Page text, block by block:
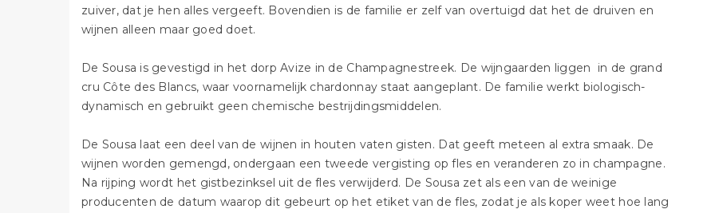
zuiver, dat je hen alles vergeeft. Bovendien is de familie er zelf van overtuigd dat het de druiven en
wijnen alleen maar goed doet.
De Sousa is gevestigd in het dorp Avize in de Champagnestreek. De wijngaarden liggen in de grand
cru Côte des Blancs, waar voornamelijk chardonnay staat aangeplant. De familie werkt biologisch-
dynamisch en gebruikt geen chemische bestrijdingsmiddelen.
De Sousa laat een deel van de wijnen in houten vaten gisten. Dat geeft meteen al extra smaak. De
wijnen worden gemengd, ondergaan een tweede vergisting op fles en veranderen zo in champagne.
Na rijping wordt het gistbezinksel uit de fles verwijderd. De Sousa zet als een van de weinige
producenten de datum waarop dit gebeurt op het etiket van de fles, zodat je als koper weet hoe lang